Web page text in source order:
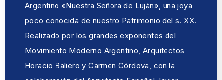
Argentino «Nuestra Señora de Luján», una joya
poco conocida de nuestro Patrimonio del s. XX.
Realizado por los grandes exponentes del
Movimiento Moderno Argentino, Arquitectos
Horacio Baliero y Carmen Córdova, con la